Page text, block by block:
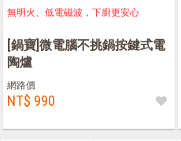
無明火、低電磁波，下廚更安心
[鍋寶]微電腦不挑鍋按鍵式電
陶爐
網路價
NT$ 990